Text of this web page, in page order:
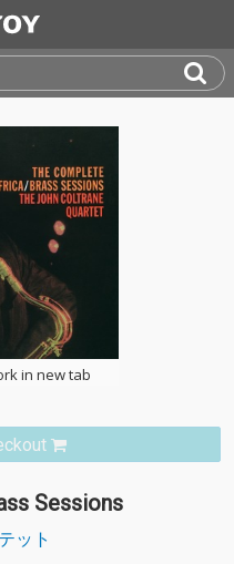
in new tab
Sessions
ット